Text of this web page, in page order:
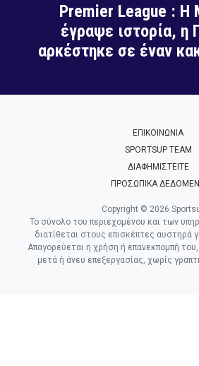
Premier League : Η
έγραψε ιστορία, η
αρκέστηκε σε έναν
ΕΠΙΚΟΙΝΩΝΙΑ
SPORTSUP TEAM
ΔΙΑΦΗΜΙΣΤΕΙΤΕ
ΠΡΟΣΩΠΙΚΑ
Copyright © 2026
Το σύνολο του περιεχομένου και των
διατίθεται στους επισκέπτες αυστηρά
Απαγορεύεται η χρήση ή επανεκπομπή
μετά ή άνευ επεξεργασίας, χωρίς